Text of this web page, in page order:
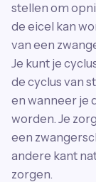
stellen om
de eicel kan
van een
Je kunt je
de cyclus van
en wanneer je
worden. Je
een
andere kant
zorgen.